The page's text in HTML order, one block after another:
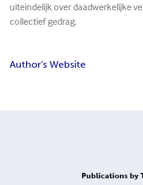
uiteindelijk over daadwerkelijke
collectief gedrag.
Author's Website
Publications by